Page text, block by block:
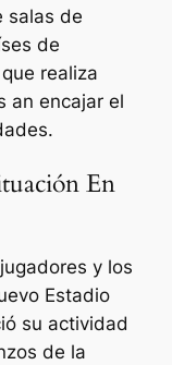
salas de
de
realiza
an encajar el
En
y los
Estadio
su actividad
de la